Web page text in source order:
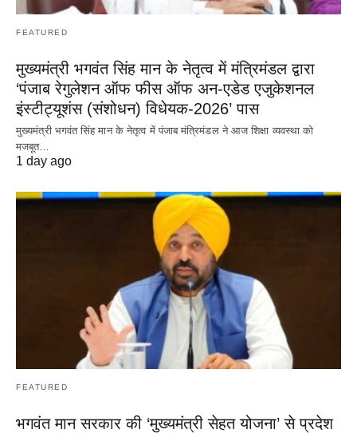
FEATURED
मुख्यमंत्री भगवंत सिंह मान के नेतृत्व में मंत्रिमंडल द्वारा
‘पंजाब रेगुलेशन ऑफ फीस ऑफ अन-एडेड एजुकेशनल
इंस्टीट्यूशंस (संशोधन) विधेयक-2026’ पास
मुख्यमंत्री भगवंत सिंह मान के नेतृत्व में पंजाब मंत्रिमंडल ने आज शिक्षा व्यवस्था को
मजबूत…
1 day ago
FEATURED
भगवंत मान सरकार की ‘मुख्यमंत्री सेहत योजना’ से प्रदेश